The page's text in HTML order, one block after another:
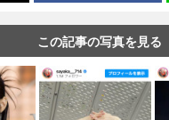
この記事の写真を見る